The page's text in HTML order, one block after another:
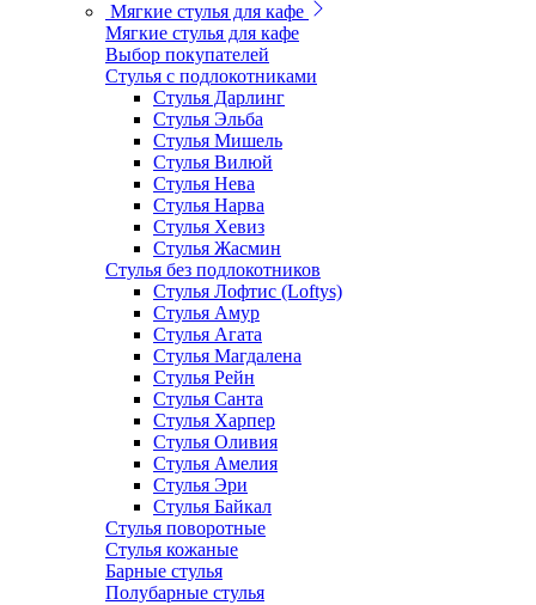
Мягкие стулья для кафе
Мягкие стулья для кафе
Выбор покупателей
Стулья с подлокотниками
Стулья Дарлинг
Стулья Эльба
Стулья Мишель
Стулья Вилюй
Стулья Нева
Стулья Нарва
Стулья Хевиз
Стулья Жасмин
Стулья без подлокотников
Стулья Лофтис (Loftys)
Стулья Амур
Стулья Агата
Стулья Магдалена
Стулья Рейн
Стулья Санта
Стулья Харпер
Стулья Оливия
Стулья Амелия
Стулья Эри
Стулья Байкал
Стулья поворотные
Стулья кожаные
Барные стулья
Полубарные стулья